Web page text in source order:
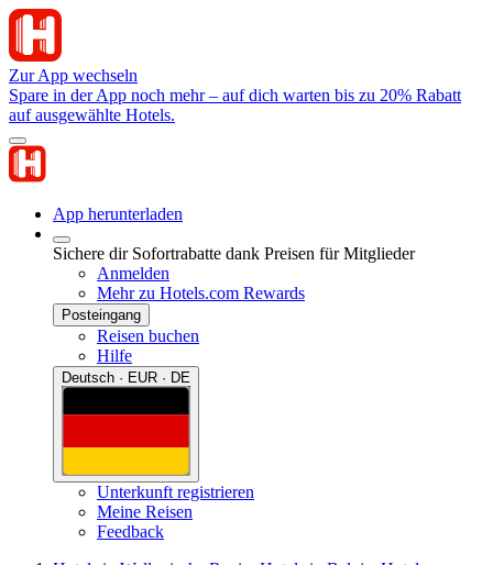
Zur App wechseln
Spare in der App noch mehr – auf dich warten bis zu 20% Rabatt
auf ausgewählte Hotels.
App herunterladen
Sichere dir Sofortrabatte dank Preisen für Mitglieder
Anmelden
Mehr zu Hotels.com Rewards
Posteingang
Reisen buchen
Hilfe
Deutsch · EUR · DE
Unterkunft registrieren
Meine Reisen
Feedback